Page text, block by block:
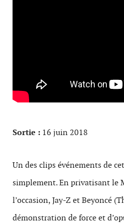
Sortie : 16 juin 2018
Un des clips événements de
simplement. En privatisant le
l’occasion, Jay-Z et Beyoncé
démonstration de force et